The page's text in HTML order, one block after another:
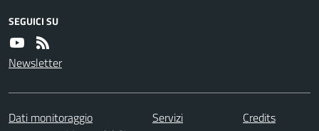
SEGUICI SU
Newsletter
Dati monitoraggio Servizi
Credits